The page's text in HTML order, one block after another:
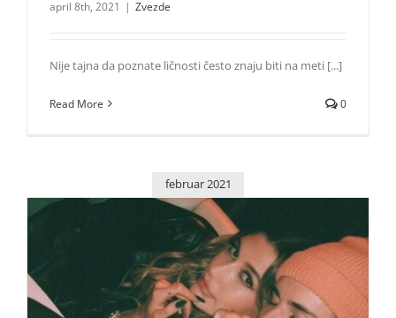
april 8th, 2021 | Zvezde
Nije tajna da poznate ličnosti često znaju biti na meti [...]
Read More 0
februar 2021
Justin Bieber komentariše nove fotografije svoje supruge